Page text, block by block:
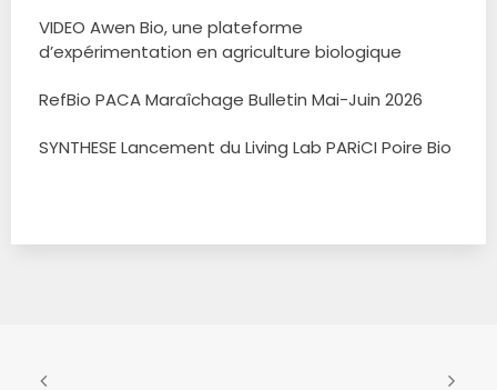
VIDEO Awen Bio, une plateforme
d’expérimentation en agriculture biologique
RefBio PACA Maraîchage Bulletin Mai-Juin 2026
SYNTHESE Lancement du Living Lab PARiCI Poire Bio